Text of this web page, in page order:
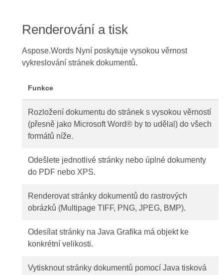
Renderování a tisk
Aspose.Words Nyní poskytuje vysokou věrnost
vykreslování stránek dokumentů.
Funkce
Rozložení dokumentu do stránek s vysokou věrností
(přesně jako Microsoft Word® by to udělal) do všech
formátů níže.
Odešlete jednotlivé stránky nebo úplné dokumenty
do PDF nebo XPS.
Renderovat stránky dokumentů do rastrových
obrázků (Multipage TIFF, PNG, JPEG, BMP).
Odesílat stránky na Java Grafika má objekt ke
konkrétní velikosti.
Vytisknout stránky dokumentů pomocí Java tisková